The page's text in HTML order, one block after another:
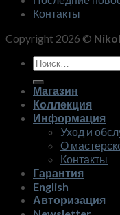
Контакты
Copyright 2026 ©
Искать:
Магазин
Коллекция
Информация
Уход и
О
Контакты
Гарантия
English
Авторизация